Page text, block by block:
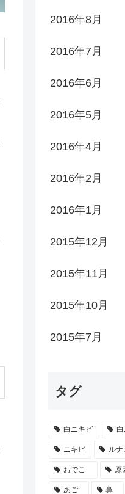
2016年8月
2016年7月
2016年6月
2016年5月
2016年4月
2016年2月
2016年1月
2015年12月
2015年11月
2015年10月
2015年7月
タグ
白ニキビ
ニキビ ルナ
おでこ 原
あご 鼻